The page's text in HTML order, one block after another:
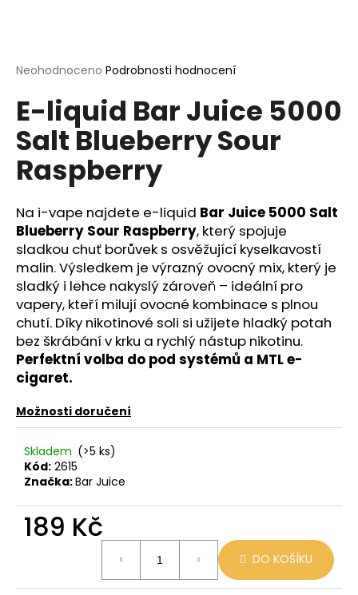
Průměrné
produktu
je
0,0
z
5
hvězdiček.
Neohodnoceno Podrobnosti hodnocení
E-liquid Bar Juice 5000
Salt Blueberry Sour
Raspberry
Na i-vape najdete e-liquid Bar Juice 5000 Salt
Blueberry Sour Raspberry, který spojuje
sladkou chuť borůvek s osvěžující kyselkavostí
malin. Výsledkem je výrazný ovocný mix, který je
sladký i lehce nakyslý zároveň – ideální pro
vapery, kteří milují ovocné kombinace s plnou
chutí. Díky nikotinové soli si užijete hladký potah
bez škrábání v krku a rychlý nástup nikotinu.
Perfektní volba do pod systémů a MTL e-
cigaret.
Možnosti doručení
Skladem (>5 ks)
Kód: 2615
Značka:Bar Juice
189 Kč
DO KOŠÍKU
í
t
?
HLEDAT
D
o
p
o
r
u
č
u
e
m
e
EZ
CARTRIDGE
3ML
109